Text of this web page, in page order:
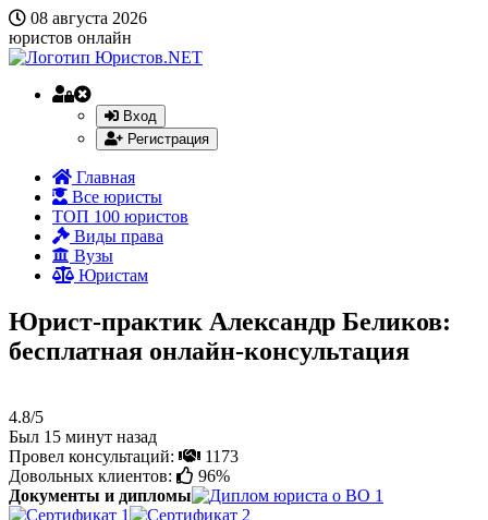
08 августа 2026
юристов онлайн
Вход
Регистрация
Главная
Все юристы
ТОП 100 юристов
Виды права
Вузы
Юристам
Юрист-практик Александр Беликов:
бесплатная онлайн-консультация
4.8/5
Был 15 минут назад
Провел консультаций:
1173
Довольных клиентов:
96%
Документы и дипломы